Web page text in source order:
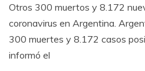
Otros 300 muertos y 8.172
coronavirus en Argentina.
300 muertes y 8.172 casos
informó el